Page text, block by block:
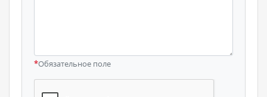
*Обязательное поле